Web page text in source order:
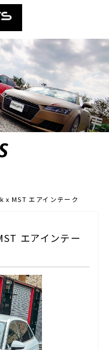
MST エアインテーク
エアインテー